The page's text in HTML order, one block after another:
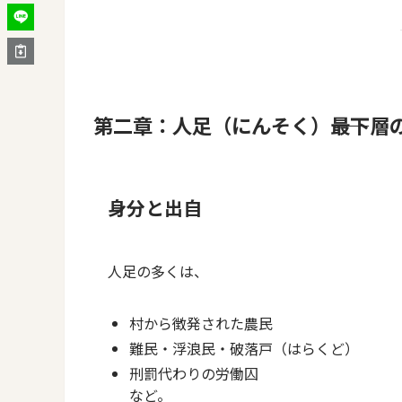
第二章：人足（にんそく）――最下層
身分と出自
人足の多くは、
村から徴発された農民
難民・浮浪民・破落戸（はらくど）
刑罰代わりの労働囚
など。